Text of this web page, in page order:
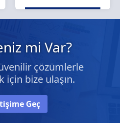
mi Var?
çözümlerle
için bize ulaşın.
Geç